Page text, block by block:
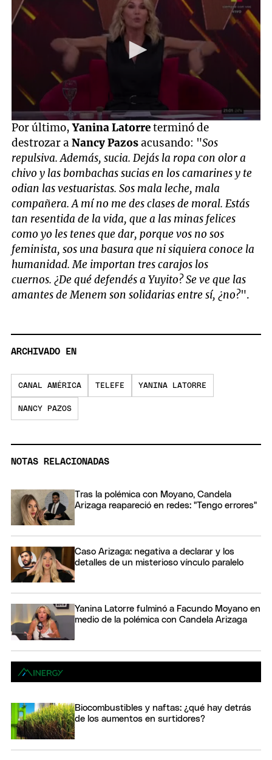
0
seconds
of
5
minutes,
42
seconds
Por último,Yanina Latorreterminó de
destrozar a Nancy Pazosacusando: "Sos
repulsiva. Además, sucia. Dejás la ropa con olor a
chivo y las bombachas sucias en los camarines y te
odian las vestuaristas. Sos mala leche, mala
compañera. A mí no me des clases de moral. Estás
tan resentida de la vida, que a las minas felices
como yo les tenes que dar, porque vos no sos
feminista, sos una basura que ni siquiera conoce la
humanidad. Me importan tres carajos los
cuernos. ¿De qué defendés a Yuyito? Se ve que las
amantes de Menem son solidarias entre sí, ¿no?".
ARCHIVADO EN
CANAL AMÉRICA TELEFE YANINA LATORRE
NANCY PAZOS
NOTAS RELACIONADAS
Tras la polémica con Moyano, Candela
Arizaga reapareció en redes: "Tengo errores"
Caso Arizaga: negativa a declarar y los
detalles de un misterioso vínculo paralelo
Yanina Latorre fulminó a Facundo Moyano en
medio de la polémica con Candela Arizaga
Biocombustibles y naftas: ¿qué hay detrás
de los aumentos en surtidores?